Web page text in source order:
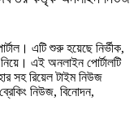
এটি শুরু হয়েছে নির্ভীক,
এই অনলাইন পোর্টালটি
সহ রিয়েল টাইম নিউজ
নিউজ, বিনোদন,